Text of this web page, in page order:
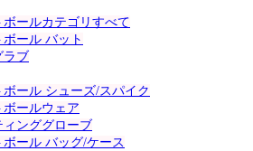
ールカテゴリすべて
ール バット
ラブ
ール シューズ/スパイク
ールウェア
ンググローブ
ール バッグ/ケース